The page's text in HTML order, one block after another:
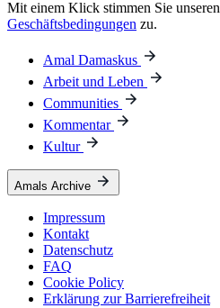
Mit einem Klick stimmen Sie unseren
Geschäftsbedingungen zu.
Amal Damaskus
Arbeit und Leben
Communities
Kommentar
Kultur
Amals Archive
Impressum
Kontakt
Datenschutz
FAQ
Cookie Policy
Erklärung zur Barrierefreiheit